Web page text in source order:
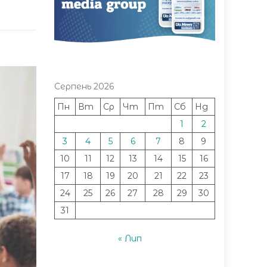
Серпень 2026
Пн
Вт Ср Чт Пт Сб
Нд
1
2
3
4 5 6 7 8
9
10
11 12 13 14 15
16
17
18 19 20 21 22
23
24
25 26 27 28 29
30
31
« Лип